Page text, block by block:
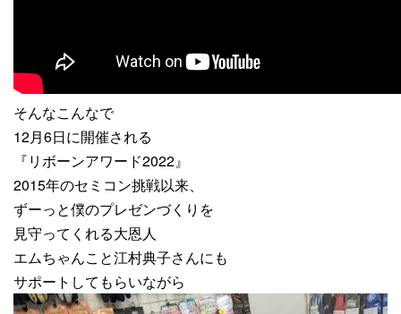
そんなこんなで
12月6日に開催される
『リボーンアワード2022』
2015年のセミコン挑戦以来、
ずーっと僕のプレゼンづくりを
見守ってくれる大恩人
エムちゃんこと江村典子さんにも
サポートしてもらいながら